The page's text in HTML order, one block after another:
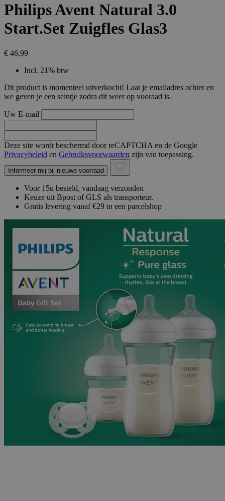
Philips Avent Natural 3.0
Start.Set Zuigfles Glas3
€ 46,99
Incl. 21% btw
Dit product is momenteel uitverkocht! Laat je emailadres achter en
we geven je een seintje zodra dit weer op vooraad is.
Uw E-mail
Deze site wordt beschermd door reCAPTCHA en de Google
Privacybeleid en Gebruiksvoorwaarden zijn van toepassing.
Informeer mij bij nieuwe voorraad
Voor 15u besteld, vandaag verzonden
Keuze uit Bpost of GLS als transporteur.
Gratis levering vanaf €29 in een parcelshop